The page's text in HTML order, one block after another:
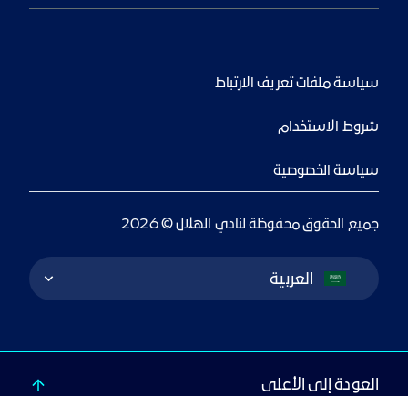
سياسة ملفات تعريف الارتباط
شروط الاستخدام
سياسة الخصوصية
جميع الحقوق محفوظة لنادي الهلال © 2026
Language Switcher
العربية
العودة إلى الأعلى